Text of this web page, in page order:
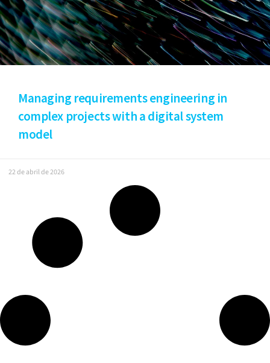
Managing requirements engineering in
complex projects with a digital system
model
22 de abril de 2026